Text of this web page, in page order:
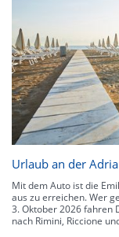
Urlaub an der
Mit dem Auto ist die
aus zu erreichen. Wer
3. Oktober 2026 fahren
nach Rimini, Riccione